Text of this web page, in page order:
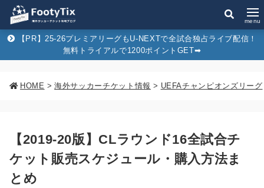
menu
【PR】25-26プレミアリーグもU-NEXTで全試合独占ライブ配信！
無料トライアルで1200ポイントGET➡︎
HOME > 海外サッカーチケット情報 > UEFAチャンピオンズリーグ
【2019-20版】CLラウンド16全試合チ
ケット販売スケジュール・購入方法ま
とめ